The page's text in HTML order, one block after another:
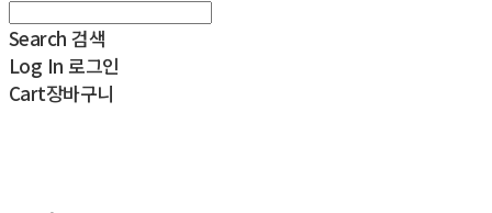
Search 검색
Log In 로그인
Cart장바구니